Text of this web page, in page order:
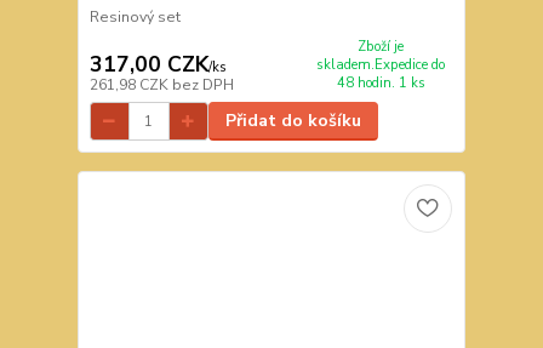
Resinový set
317,00 CZK/ks
261,98 CZK bez DPH
Zboží je
skladem.Expedice do
48 hodin. 1 ks
Přidat do košíku